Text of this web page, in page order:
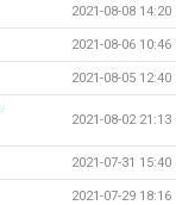
2021-08-08 14:20
2021-08-06 10:46
2021-08-05 12:40
2021-08-02 21:13
2021-07-31 15:40
2021-07-29 18:16